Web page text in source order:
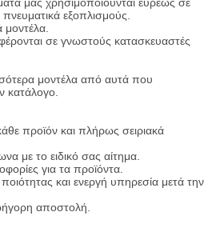
μας χρησιμοποιούνται ευρέως σε
πνευματικά εξοπλισμούς.
μοντέλα.
σε γνωστούς κατασκευαστές
μοντέλα από αυτά που
κατάλογο.
προϊόν και πλήρως σειριακά
με το ειδικό σας αίτημα.
για τα προϊόντα.
και ενεργή υπηρεσία μετά την
αποστολή.